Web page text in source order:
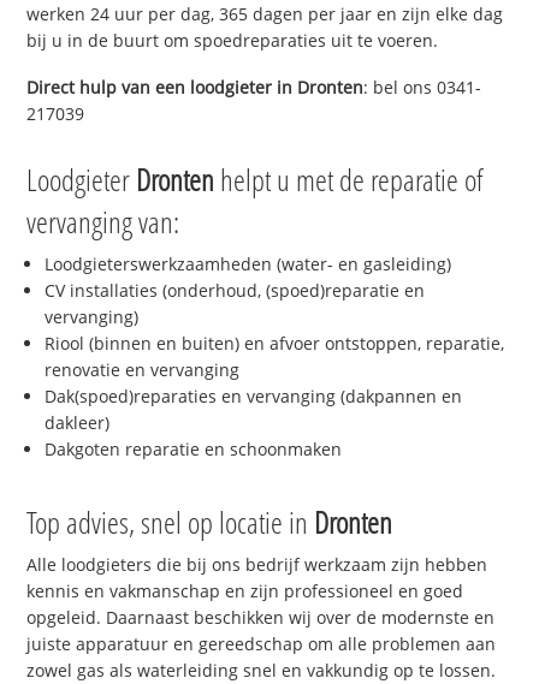
werken 24 uur per dag, 365 dagen per jaar en zijn elke dag
bij u in de buurt om spoedreparaties uit te voeren.
Direct hulp van een loodgieter in Dronten: bel ons 0341-
217039
Loodgieter Dronten helpt u met de reparatie of
vervanging van:
Loodgieterswerkzaamheden (water- en gasleiding)
CV installaties (onderhoud, (spoed)reparatie en
vervanging)
Riool (binnen en buiten) en afvoer ontstoppen, reparatie,
renovatie en vervanging
Dak(spoed)reparaties en vervanging (dakpannen en
dakleer)
Dakgoten reparatie en schoonmaken
Top advies, snel op locatie in Dronten
Alle loodgieters die bij ons bedrijf werkzaam zijn hebben
kennis en vakmanschap en zijn professioneel en goed
opgeleid. Daarnaast beschikken wij over de modernste en
juiste apparatuur en gereedschap om alle problemen aan
zowel gas als waterleiding snel en vakkundig op te lossen.